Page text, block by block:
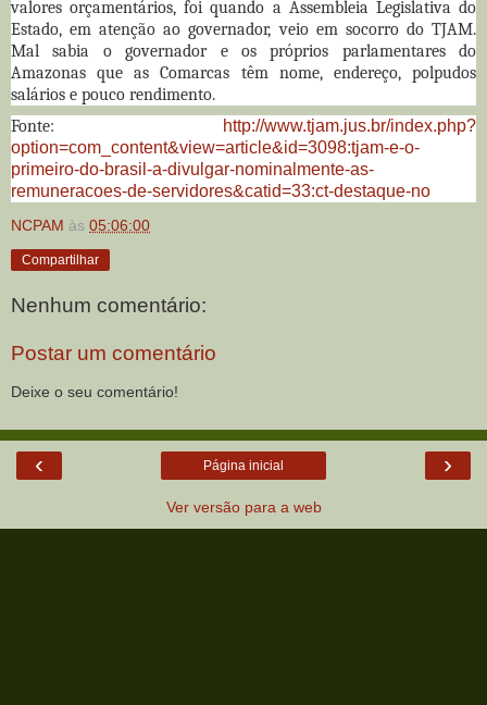
valores orçamentários, foi quando a Assembleia Legislativa do
Estado, em atenção ao governador, veio em socorro do TJAM.
Mal sabia o governador e os próprios parlamentares do
Amazonas que as Comarcas têm nome, endereço, polpudos
salários e pouco rendimento.
Fonte:
http://www.tjam.jus.br/index.php?
option=com_content&view=article&id=3098:tjam-e-o-
primeiro-do-brasil-a-divulgar-nominalmente-as-
remuneracoes-de-servidores&catid=33:ct-destaque-no
NCPAM às 05:06:00
Compartilhar
Nenhum comentário:
Postar um comentário
Deixe o seu comentário!
‹ ›
Página inicial
Ver versão para a web